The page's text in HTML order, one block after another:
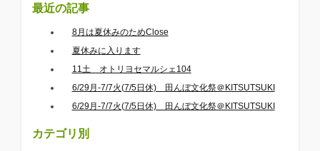
最近の記事
8月は夏休みのためClose
夏休みに入ります
11土 オトリヨセマルシェ104
6/29月-7/7火(7/5日休) 田んぼ文化祭＠KITSUTSUKI
6/29月-7/7火(7/5日休) 田んぼ文化祭＠KITSUTSUKI
カテゴリ別